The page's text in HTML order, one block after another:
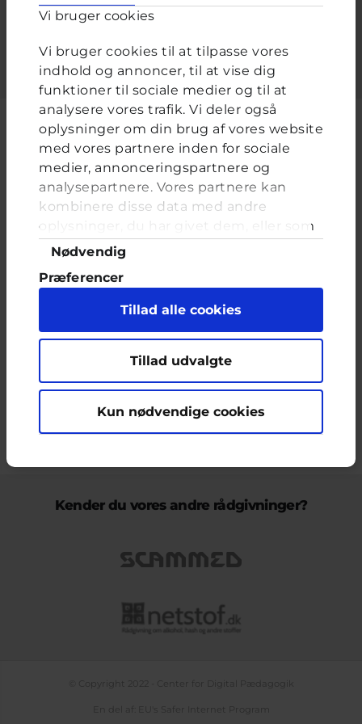
Vi bruger cookies
Vi bruger cookies til at tilpasse vores
indhold og annoncer, til at vise dig
funktioner til sociale medier og til at
analysere vores trafik. Vi deler også
oplysninger om din brug af vores website
med vores partnere inden for sociale
medier, annonceringspartnere og
analysepartnere. Vores partnere kan
kombinere disse data med andre
oplysninger, du har givet dem, eller som
de har indsamlet fra din brug af deres
tjenester. Du samtykker til vores cookies,
hvis du fortsætter med at anvende vores
hjemmeside.
Samtykkevalg
Nødvendig
Præferencer
Marketing
Tillad alle cookies
Tillad udvalgte
Kun nødvendige cookies
Indtast adgangskoden der hører til dit brugernavn.
Cyberhus er et klubhus på nettet for dig op til 25 år. Du kan skrive til
en voksen og få rådgivning i vores brevkasser og chat, dele dine
tanker i ung-til-ung eller bare hænge ud, og læse med. I Cyberhus
kan du være dig selv, og har du brug for en voksen, vil vi gerne lytte
ikke nødvendigvis den Europæiske Unions holdninger.
Kender du vores andre rådgivninger?
© Copyright 2022 - Center for Digital Pædagogik
En del af: EU's Safer Internet Program